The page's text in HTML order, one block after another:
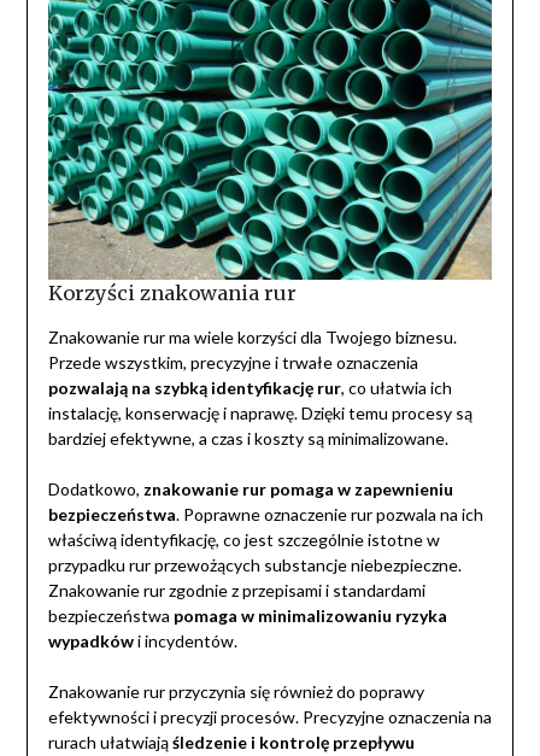
Korzyści znakowania rur
Znakowanie rur ma wiele korzyści dla Twojego biznesu.
Przede wszystkim, precyzyjne i trwałe oznaczenia
pozwalają na szybką identyfikację rur, co ułatwia ich
instalację, konserwację i naprawę. Dzięki temu procesy są
bardziej efektywne, a czas i koszty są minimalizowane.
Dodatkowo, znakowanie rur pomaga w zapewnieniu
bezpieczeństwa. Poprawne oznaczenie rur pozwala na ich
właściwą identyfikację, co jest szczególnie istotne w
przypadku rur przewożących substancje niebezpieczne.
Znakowanie rur zgodnie z przepisami i standardami
bezpieczeństwa pomaga w minimalizowaniu ryzyka
wypadkówi incydentów.
Znakowanie rur przyczynia się również do poprawy
efektywności i precyzji procesów. Precyzyjne oznaczenia na
rurach ułatwiająśledzenie i kontrolę przepływu